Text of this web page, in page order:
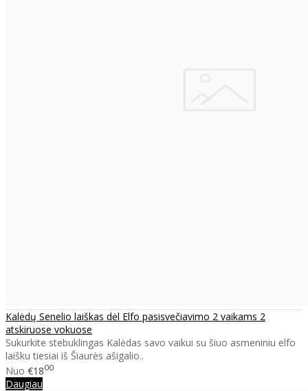
Kalėdų Senelio laiškas dėl Elfo pasisvečiavimo 2 vaikams 2
atskiruose vokuose
Sukurkite stebuklingas Kalėdas savo vaikui su šiuo asmeniniu elfo
laišku tiesiai iš Šiaurės ašigalio..
Nuo €1800
Daugiau